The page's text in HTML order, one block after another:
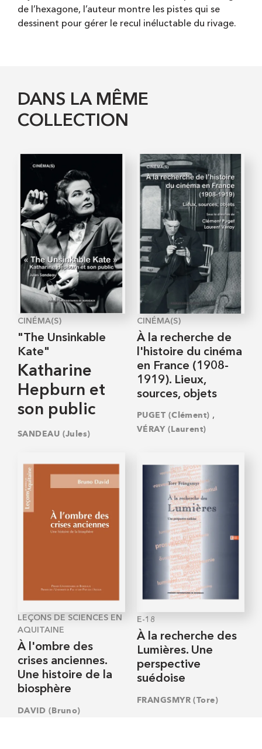
de l’hexagone, l’auteur montre les pistes qui se
dessinent pour gérer le recul inéluctable du rivage.
DANS LA MÊME
COLLECTION
CINÉMA(S)
"The Unsinkable
Kate"
Katharine
Hepburn et
son public
SANDEAU (Jules)
CINÉMA(S)
À la recherche de
l'histoire du cinéma
en France (1908-
1919). Lieux,
sources, objets
PUGET (Clément) ,
VÉRAY (Laurent)
LEÇONS DE SCIENCES EN
AQUITAINE
À l'ombre des
crises anciennes.
Une histoire de la
biosphère
DAVID (Bruno)
E-18
À la recherche des
Lumières. Une
perspective
suédoise
FRANGSMYR (Tore)